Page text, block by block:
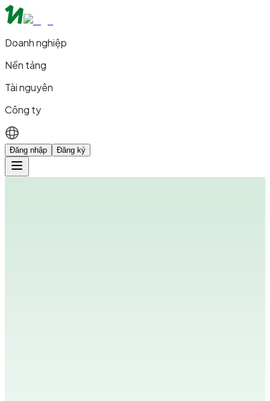
Doanh nghiệp
Nền tảng
Tài nguyên
Công ty
Đăng nhập Đăng ký